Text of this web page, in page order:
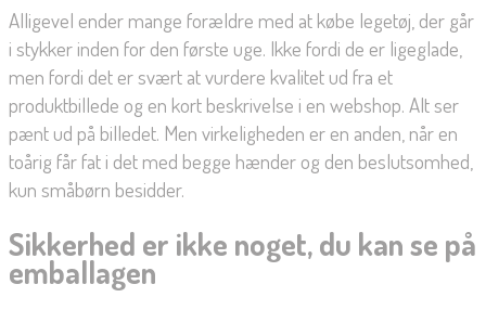
Alligevel ender mange forældre med at købe legetøj, der går
i stykker inden for den første uge. Ikke fordi de er ligeglade,
men fordi det er svært at vurdere kvalitet ud fra et
produktbillede og en kort beskrivelse i en webshop. Alt ser
pænt ud på billedet. Men virkeligheden er en anden, når en
toårig får fat i det med begge hænder og den beslutsomhed,
kun småbørn besidder.
Sikkerhed er ikke noget, du kan se på
emballagen